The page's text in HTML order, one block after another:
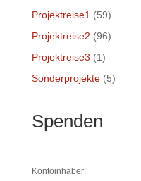
Projektreise1 (59)
Projektreise2 (96)
Projektreise3 (1)
Sonderprojekte(5)
Spenden
Kontoinhaber: